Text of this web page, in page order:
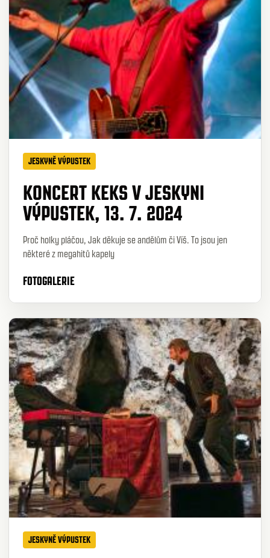
JESKYNĚ VÝPUSTEK
KONCERT KEKS V JESKYNI
VÝPUSTEK, 13. 7. 2024
Proč holky pláčou, Jak děkuje se andělům či Víš. To jsou jen
některé z megahitů kapely
FOTOGALERIE
JESKYNĚ VÝPUSTEK